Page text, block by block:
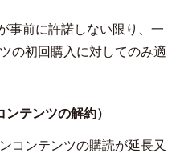
前に許諾しない限り、一
の初回購入に対してのみ適
テンツの解約）
コンテンツの購読が延長又